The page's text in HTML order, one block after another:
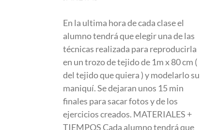
En la ultima hora de cada clase el
alumno tendrá que elegir una de las
técnicas realizada para reproducirla
en un trozo de tejido de 1m x 80 cm (
del tejido que quiera ) y modelarlo su
maniquí. Se dejaran unos 15 min
finales para sacar fotos y de los
ejercicios creados. MATERIALES +
TIEMPOS Cada alumno tendrá que